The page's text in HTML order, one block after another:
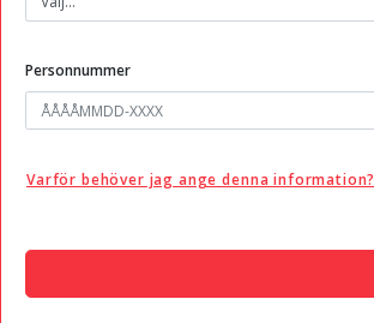
Personnummer
Varför behöver jag ange denna information?